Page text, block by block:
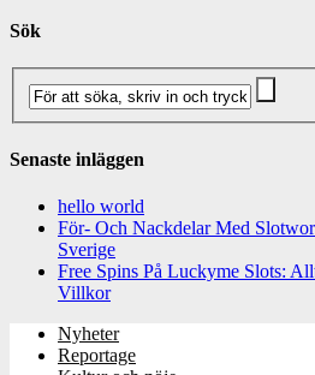
Sök
Senaste inläggen
hello world
För- Och Nackdelar Med
Sverige
Free Spins På Luckyme Slots:
Villkor
Nyheter
Reportage